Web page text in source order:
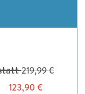
219,99€
123,90 €